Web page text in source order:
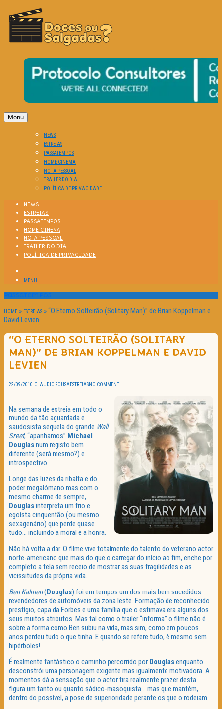
DOCES OU SALGADAS?
O Cinema? Uma Paixão!!
Menu
NEWS
ESTREIAS
PASSATEMPOS
HOME CINEMA
NOTA PESSOAL
TRAILER DO DIA
POLÍTICA DE PRIVACIDADE
NEWS
ESTREIAS
PASSATEMPOS
HOME CINEMA
NOTA PESSOAL
TRAILER DO DIA
POLÍTICA DE PRIVACIDADE
MENU
Passatempos
HOME » ESTREIAS »“O Eterno Solteirão (Solitary Man)” de Brian Koppelman e
David Levien
“O ETERNO SOLTEIRÃO (SOLITARY
MAN)” DE BRIAN KOPPELMAN E DAVID
LEVIEN
22/09/2010 CLAUDIO SOUSAESTREIASNO COMMENT
Na semana de estreia em todo o
mundo da tão aguardada e
saudosista sequela do grande Wall
Sreet, “apanhamos” Michael
Douglasnum registo bem
diferente (será mesmo?) e
introspectivo.
Longe das luzes da ribalta e do
poder megalómano mas com o
mesmo charme de sempre,
Douglasinterpreta um frio e
egoísta cinquentão (ou mesmo
sexagenário) que perde quase
tudo… incluindo a moral e a honra.
Não há volta a dar. O filme vive totalmente do talento do veterano actor
norte-americano que mais do que o carregar do início ao fim, enche por
completo a tela sem receio de mostrar as suas fragilidades e as
vicissitudes da própria vida.
Ben Kalmen(Douglas) foi em tempos um dos mais bem sucedidos
revendedores de automóveis da zona leste. Formação de reconhecido
prestígio, capa da Forbes e uma família que o estimava era alguns dos
seus muitos atributos. Mas tal como o trailer “informa” o filme não é
sobre a forma como Ben subiu na vida, mas sim, como em poucos
anos perdeu tudo o que tinha. E quando se refere tudo, é mesmo sem
hipérboles!
É realmente fantástico o caminho percorrido por Douglasenquanto
desconstrói uma personagem exigente mas igualmente motivadora. A
momentos dá a sensação que o actor tira realmente prazer desta
figura um tanto ou quanto sádico-masoquista… mas que mantém,
dentro do possível, a pose de superioridade perante os que o rodeiam.